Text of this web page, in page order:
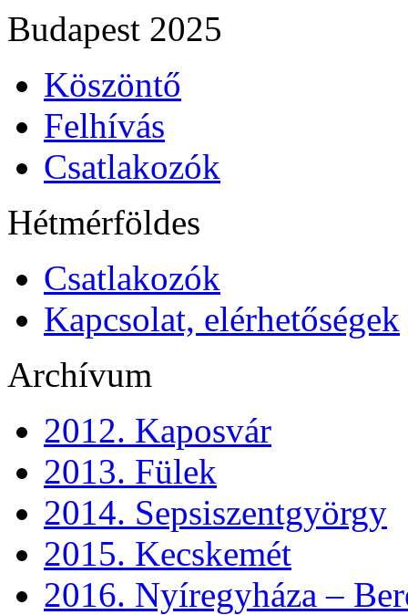
Budapest 2025
Köszöntő
Felhívás
Csatlakozók
Hétmérföldes
Csatlakozók
Kapcsolat, elérhetőségek
Archívum
2012. Kaposvár
2013. Fülek
2014. Sepsiszentgyörgy
2015. Kecskemét
2016. Nyíregyháza –